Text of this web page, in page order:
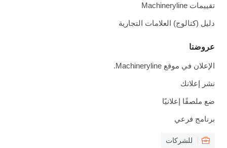
تقييمات Machineryline
دليل (كتالوج) العلامات التجارية
عروضنا
الإعلان في موقع Machineryline.
نشر إعلانك
ضع ملصقًا إعلانيًا
برنامج فرعي
للشركات